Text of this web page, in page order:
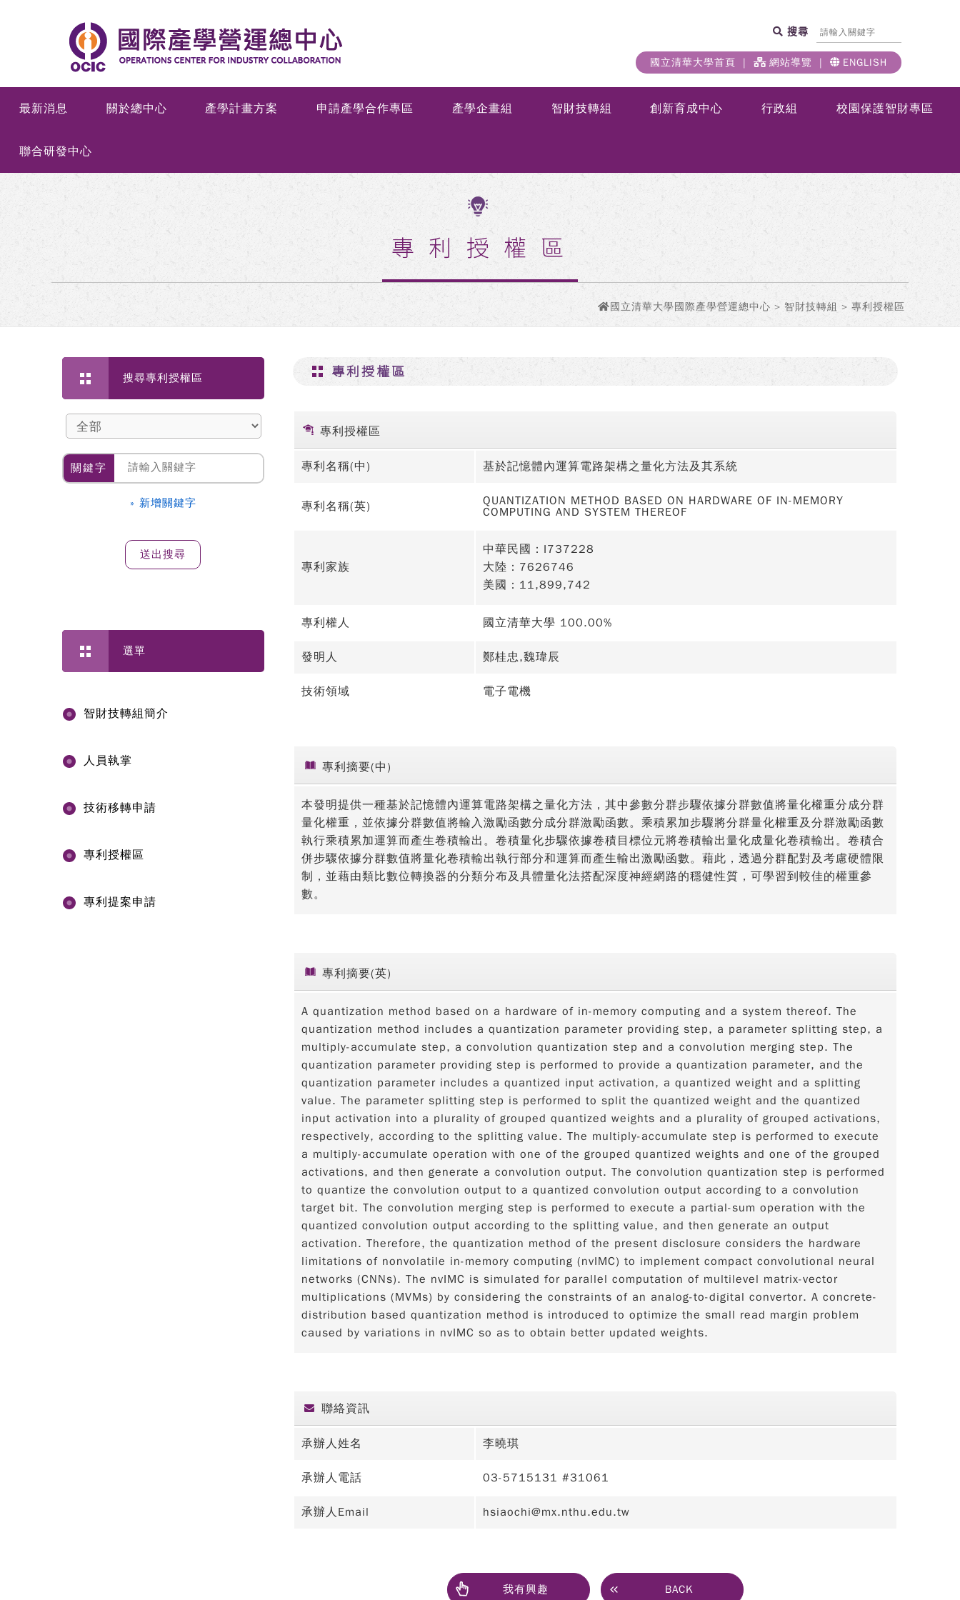
搜尋
國立清華大學首頁 網站導覽 ENGLISH
最新消息 關於總中心 產學計畫方案 申請產學合作專區 產學企畫組 智財技轉組 創新育成中心 行政組 校園保護智財專區
聯合研發中心
專利授權區
國立清華大學國際產學營運總中心 > 智財技轉組 > 專利授權區
搜尋專利授權區
關鍵字
» 新增關鍵字
選單
智財技轉組簡介
人員執掌
技術移轉申請
專利授權區
專利提案申請
專利授權區
專利授權區
專利名稱(中) 基於記憶體內運算電路架構之量化方法及其系統
專利名稱(英)
QUANTIZATION METHOD BASED ON HARDWARE OF IN-MEMORY
COMPUTING AND SYSTEM THEREOF
專利家族
中華民國：I737228
大陸：7626746
美國：11,899,742
專利權人 國立清華大學 100.00%
發明人 鄭桂忠,魏瑋辰
技術領域 電子電機
專利摘要(中)
本發明提供一種基於記憶體內運算電路架構之量化方法，其中參數分群步驟依據分群數值將量化權重分成分群
量化權重，並依據分群數值將輸入激勵函數分成分群激勵函數。乘積累加步驟將分群量化權重及分群激勵函數
執行乘積累加運算而產生卷積輸出。卷積量化步驟依據卷積目標位元將卷積輸出量化成量化卷積輸出。卷積合
併步驟依據分群數值將量化卷積輸出執行部分和運算而產生輸出激勵函數。藉此，透過分群配對及考慮硬體限
制，並藉由類比數位轉換器的分類分布及具體量化法搭配深度神經網路的穩健性質，可學習到較佳的權重參
數。
專利摘要(英)
A quantization method based on a hardware of in-memory computing and a system thereof. The
quantization method includes a quantization parameter providing step, a parameter splitting step, a
multiply-accumulate step, a convolution quantization step and a convolution merging step. The
quantization parameter providing step is performed to provide a quantization parameter, and the
quantization parameter includes a quantized input activation, a quantized weight and a splitting
value. The parameter splitting step is performed to split the quantized weight and the quantized
input activation into a plurality of grouped quantized weights and a plurality of grouped activations,
respectively, according to the splitting value. The multiply-accumulate step is performed to execute
a multiply-accumulate operation with one of the grouped quantized weights and one of the grouped
activations, and then generate a convolution output. The convolution quantization step is performed
to quantize the convolution output to a quantized convolution output according to a convolution
target bit. The convolution merging step is performed to execute a partial-sum operation with the
quantized convolution output according to the splitting value, and then generate an output
activation. Therefore, the quantization method of the present disclosure considers the hardware
limitations of nonvolatile in-memory computing (nvIMC) to implement compact convolutional neural
networks (CNNs). The nvIMC is simulated for parallel computation of multilevel matrix-vector
multiplications (MVMs) by considering the constraints of an analog-to-digital convertor. A concrete-
distribution based quantization method is introduced to optimize the small read margin problem
caused by variations in nvIMC so as to obtain better updated weights.
聯絡資訊
承辦人姓名 李曉琪
承辦人電話 03-5715131 #31061
承辦人Email hsiaochi@mx.nthu.edu.tw
我有興趣 BACK